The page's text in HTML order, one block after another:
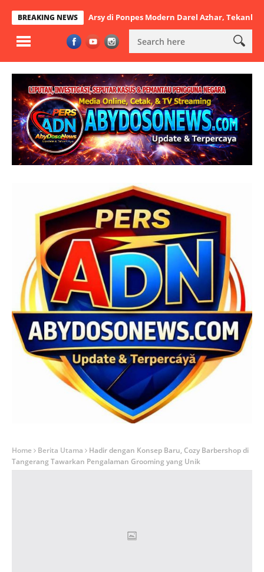
BREAKING NEWS
Arsy di Ponpes Modern Darel Azhar, Tekankan
Home Berita Utama
Hadir dengan Konsep Baru, Cozy Barbershop di
Tangerang Tawarkan Pengalaman Grooming yang Unik